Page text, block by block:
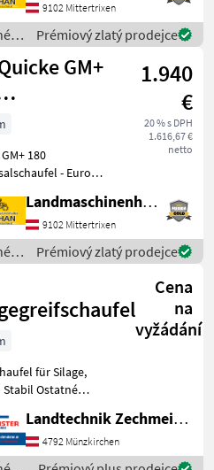
- Volumen
1.04m3 -
235kg - Schürfleite
100x14 Fü
9102 Mittertrixen
Prémiový zlatý prodejce
GM+
1.940
€
20 % s DPH
1.616,67 €
netto
180
- Euro
-
5cm - Höhe 78cm
wassermaß 0,
150x
Landmaschinenhandel Ouschan Anton
9102 Mittertrixen
Prémiový zlatý prodejce
Cena
na
vyžádání
für Silage,
Ostatné
stroje
čelného
Landtechnik Zechmeister GmbH & Co KG
4792 Münzkirchen